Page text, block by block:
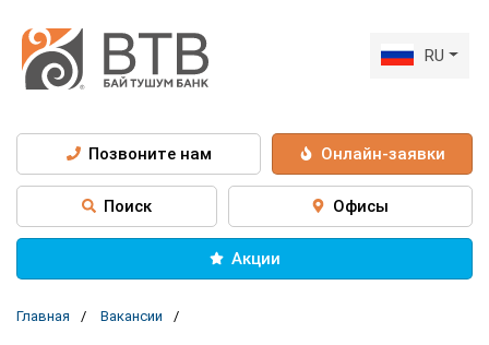
RU
Позвоните нам Онлайн-заявки
Поиск Офисы
Акции
Главная Вакансии